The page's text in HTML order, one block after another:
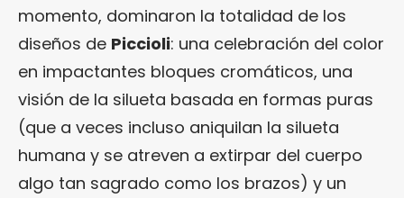
momento, dominaron la totalidad de los
diseños de Piccioli: una celebración del color
en impactantes bloques cromáticos, una
visión de la silueta basada en formas puras
(que a veces incluso aniquilan la silueta
humana y se atreven a extirpar del cuerpo
algo tan sagrado como los brazos) y un